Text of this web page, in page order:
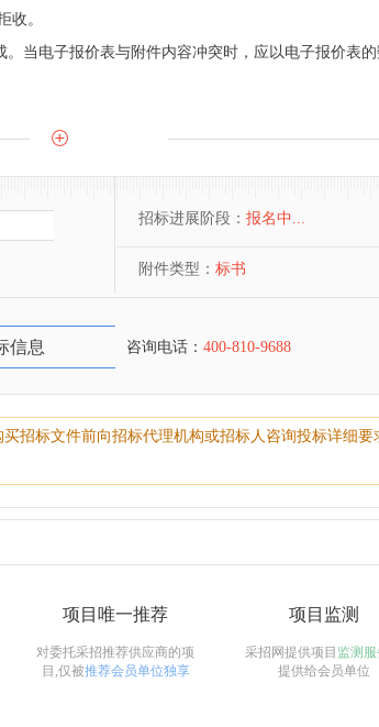
收。
当电子报价表与附件内容冲突时，应以电子报价表的
招标进展阶段： 报名中...
附件类型： 标书
信息 咨询电话： 400-810-9688
招标文件前向招标代理机构或招标人咨询投标详细
项目唯一推荐
对委托采招推荐供应商的项
目,仅被推荐会员单位独享
项目监测
采招网提供项目 监测服
提供给会员单位